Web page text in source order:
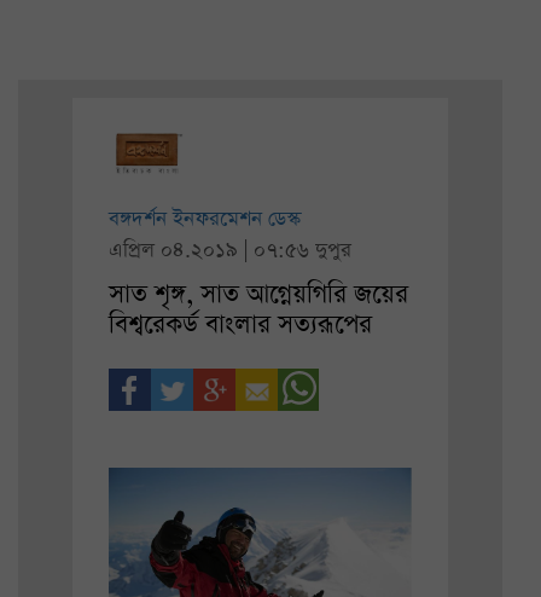
বঙ্গদর্শন ইনফরমেশন ডেস্ক
এপ্রিল ০৪.২০১৯ | ০৭:৫৬ দুপুর
সাত শৃঙ্গ, সাত আগ্নেয়গিরি জয়ের
বিশ্বরেকর্ড বাংলার সত্যরূপের